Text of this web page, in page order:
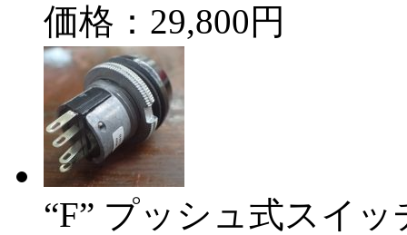
価格：29,800円
“F” プッシュ式スイ